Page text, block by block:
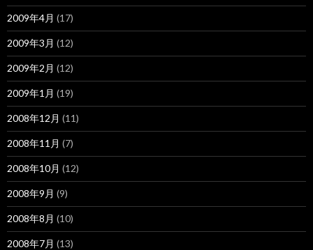
2009年4月 (17)
2009年3月 (12)
2009年2月 (12)
2009年1月 (19)
2008年12月 (11)
2008年11月 (7)
2008年10月 (12)
2008年9月 (9)
2008年8月 (10)
2008年7月 (13)